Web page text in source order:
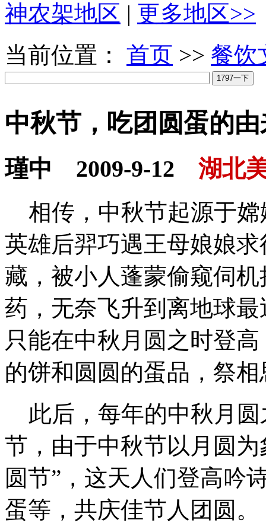
神农架地区 | 更多地区>>
当前位置： 首页 >> 餐饮
中秋节，吃团圆蛋的由
瑾中 2009-9-12 湖北
相传，中秋节起源于嫦
英雄后羿巧遇王母娘娘
藏，被小人蓬蒙偷窥伺
药，无奈飞升到离地球
只能在中秋月圆之时登
的饼和圆圆的蛋品，祭
此后，每年的中秋 月
节，由于中秋节以月圆
圆节”，这天人们登高吟
蛋等，共庆佳节人团圆。